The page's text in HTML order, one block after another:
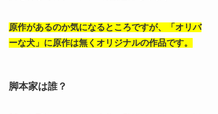
原作があるのか気になるところですが、「オリバ
ーな犬」に原作は無くオリジナルの作品です。
脚本家は誰？